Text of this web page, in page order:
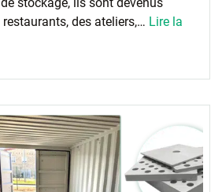
des ateliers,… Lire la